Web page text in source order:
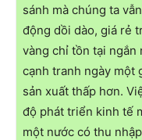
sánh mà chúng ta
động dồi dào, giá rẻ
vàng chỉ tồn tại ngắn
cạnh tranh ngày một
sản xuất thấp hơn.
độ phát triển kinh tế
một nước có thu